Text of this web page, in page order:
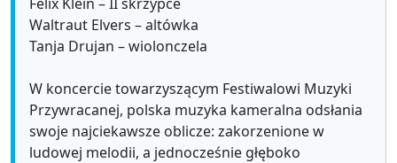
Waltraut Elvers – altówka
Tanja Drujan – wiolonczela
W koncercie towarzyszącym Festiwalowi Muzyki
Przywracanej, polska muzyka kameralna odsłania
swoje najciekawsze oblicze: zakorzenione w
ludowej melodii, a jednocześnie głęboko